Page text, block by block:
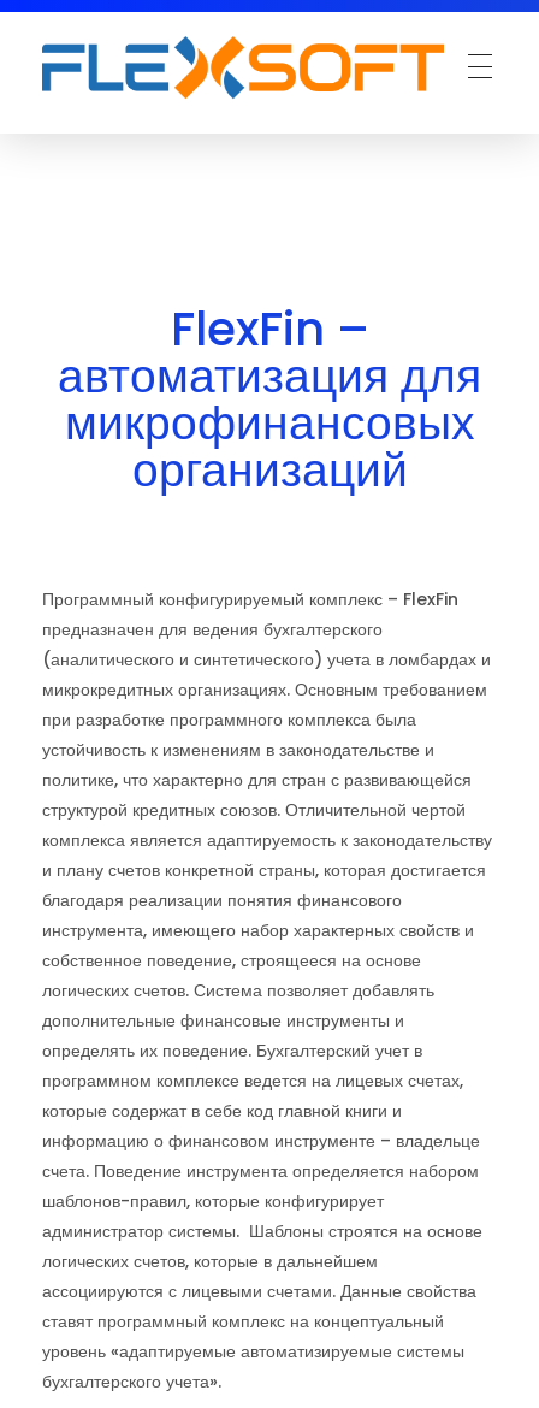
FlexFin –
автоматизация для
микрофинансовых
организаций
Программный конфигурируемый комплекс – FlexFin
предназначен для ведения бухгалтерского
(аналитического и синтетического) учета в ломбардах и
микрокредитных организациях. Основным требованием
при разработке программного комплекса была
устойчивость к изменениям в законодательстве и
политике, что характерно для стран с развивающейся
структурой кредитных союзов. Отличительной чертой
комплекса является адаптируемость к законодательству
и плану счетов конкретной страны, которая достигается
благодаря реализации понятия финансового
инструмента, имеющего набор характерных свойств и
собственное поведение, строящееся на основе
логических счетов. Система позволяет добавлять
дополнительные финансовые инструменты и
определять их поведение. Бухгалтерский учет в
программном комплексе ведется на лицевых счетах,
которые содержат в себе код главной книги и
информацию о финансовом инструменте – владельце
счета. Поведение инструмента определяется набором
шаблонов-правил, которые конфигурирует
администратор системы. Шаблоны строятся на основе
логических счетов, которые в дальнейшем
ассоциируются с лицевыми счетами. Данные свойства
ставят программный комплекс на концептуальный
уровень «адаптируемые автоматизируемые системы
бухгалтерского учета».